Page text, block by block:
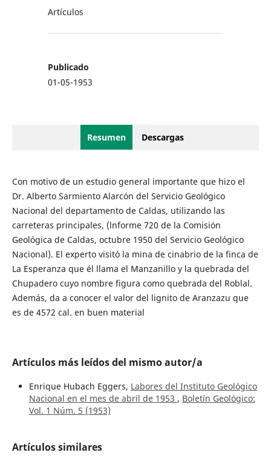
Artículos
Publicado
01-05-1953
Resumen Descargas
Con motivo de un estudio general importante que hizo el
Dr. Alberto Sarmiento Alarcón del Servicio Geológico
Nacional del departamento de Caldas, utilizando las
carreteras principales, (lnforme 720 de la Comisión
Geológica de Caldas, octubre 1950 del Servicio Geológico
Nacional). El experto visitó la mina de cinabrio de la finca de
La Esperanza que él llama el Manzanillo y la quebrada del
Chupadero cuyo nombre figura como quebrada del Roblal.
Además, da a conocer el valor del lignito de Aranzazu que
es de 4572 cal. en buen material
Artículos más leídos del mismo autor/a
Enrique Hubach Eggers, Labores del Instituto Geológico
Nacional en el mes de abril de 1953 , Boletín Geológico:
Vol. 1 Núm. 5 (1953)
Artículos similares